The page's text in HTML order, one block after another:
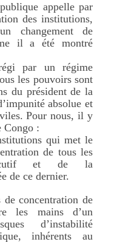
appelle par
des institutions,
changement de
il a été montré
par un régime
les pouvoirs sont
du président de la
absolue et
Pour nous, il y
Congo :
qui met le
de tous les
et de la
de ce dernier.
concentration de
les mains d’un
d’instabilité
inhérents au